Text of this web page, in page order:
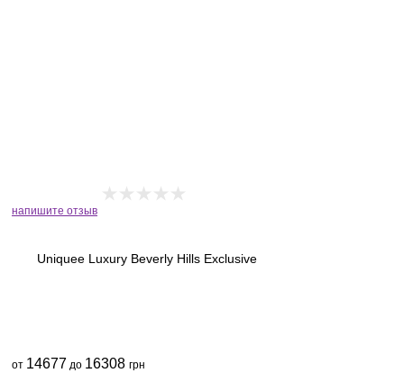
напишите отзыв
Uniquee Luxury Beverly Hills Exclusive
от 14677 до 16308 грн